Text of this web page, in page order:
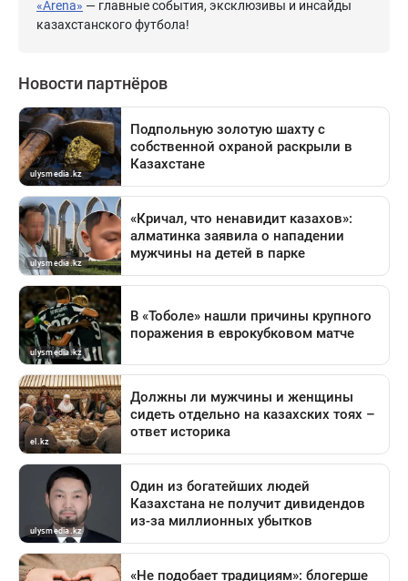
«Arena» — главные события, эксклюзивы и инсайды
казахстанского футбола!